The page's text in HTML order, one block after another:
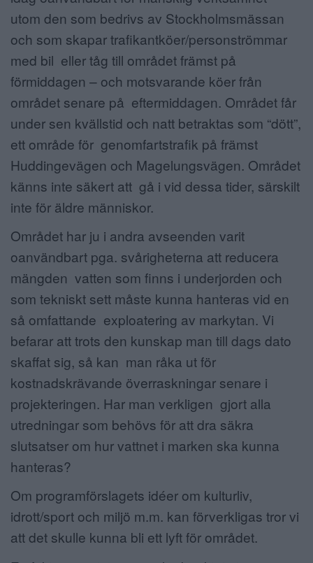
utom den som bedrivs av Stockholmsmässan
och som skapar trafikantköer/personströmmar
med bil eller tåg till området främst på
förmiddagen – och motsvarande köer från
området senare på eftermiddagen. Området får
under sen kvällstid och natt betraktas som “dött”,
ett område för genomfartstrafik på främst
Huddingevägen och Magelungsvägen. Området
känns inte säkert att gå i vid dessa tider, särskilt
inte för äldre människor.
Området har ju i andra avseenden varit
oanvändbart pga. svårigheterna att reducera
mängden vatten som finns i underjorden och
som tekniskt sett måste kunna hanteras vid en
så omfattande exploatering av markytan. Vi
befarar att trots den kunskap man till dags dato
skaffat sig, så kan man råka ut för
kostnadskrävande överraskningar senare i
projekteringen. Har man verkligen gjort alla
utredningar som behövs för att dra säkra
slutsatser om hur vattnet i marken ska kunna
hanteras?
Om programförslagets idéer om kulturliv,
idrott/sport och miljö m.m. kan förverkligas tror vi
att det skulle kunna bli ett lyft för området.